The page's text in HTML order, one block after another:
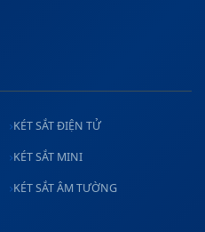
KÉT SẮT ĐIỆN TỬ
KÉT SẮT MINI
KÉT SẮT ÂM TƯỜNG